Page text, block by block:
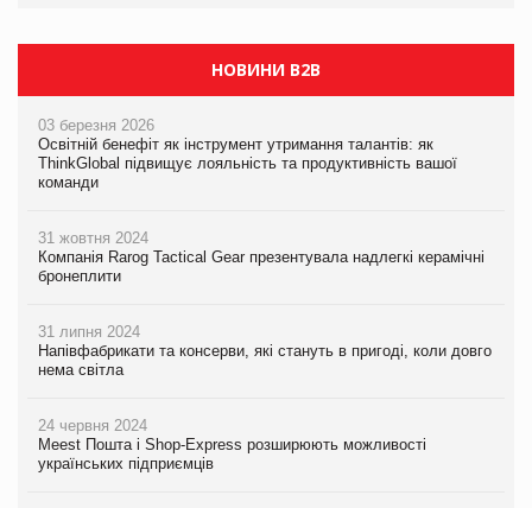
НОВИНИ B2B
03 березня 2026
Освітній бенефіт як інструмент утримання талантів: як
ThinkGlobal підвищує лояльність та продуктивність вашої
команди
31 жовтня 2024
Компанія Rarog Tactical Gear презентувала надлегкі керамічні
бронеплити
31 липня 2024
Напівфабрикати та консерви, які стануть в пригоді, коли довго
нема світла
24 червня 2024
Meest Пошта і Shop-Express розширюють можливості
українських підприємців